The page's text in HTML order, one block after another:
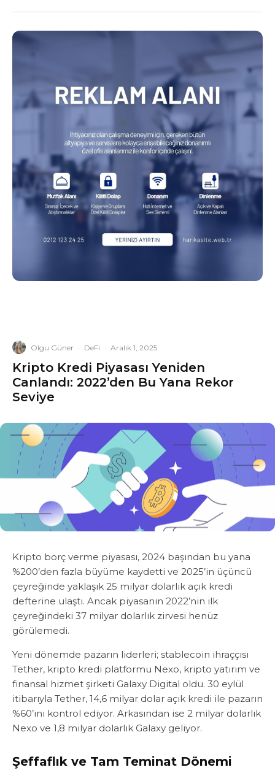
Olgu Güner · DeFi · Aralık 1, 2025
Kripto Kredi Piyasası Yeniden
Canlandı: 2022’den Bu Yana Rekor
Seviye
Kripto borç verme piyasası, 2024 başından bu yana
%200’den fazla büyüme kaydetti ve 2025’in üçüncü
çeyreğinde yaklaşık 25 milyar dolarlık açık kredi
defterine ulaştı. Ancak piyasanın 2022’nin ilk
çeyreğindeki 37 milyar dolarlık zirvesi henüz
görülemedi.
Yeni dönemde pazarın liderleri; stablecoin ihraççısı
Tether, kripto kredi platformu Nexo, kripto yatırım ve
finansal hizmet şirketi Galaxy Digital oldu. 30 eylül
itibarıyla Tether, 14,6 milyar dolar açık kredi ile pazarın
%60’ını kontrol ediyor. Arkasından ise 2 milyar dolarlık
Nexo ve 1,8 milyar dolarlık Galaxy geliyor.
Şeffaflık ve Tam Teminat Dönemi